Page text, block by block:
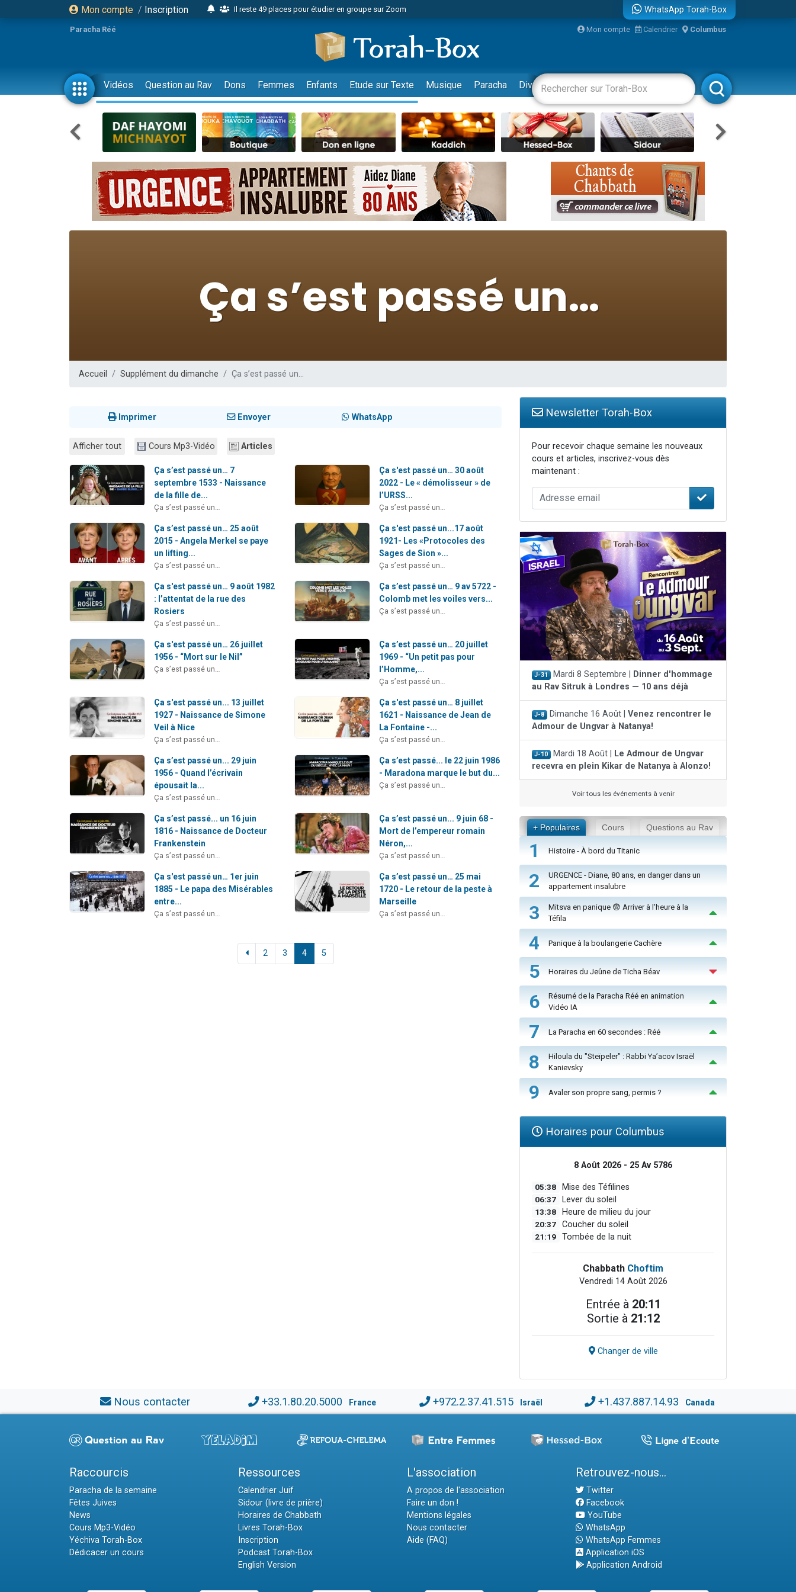
Mon compte / Inscription
Il reste 49 places pour étudier en groupe sur Zoom
2 personnes viennent de nous rejoindre sur WhatsApp
6 personnes viennent de nous rejoindre sur WhatsApp
4 personnes viennent de faire un don pour Reloger Rivka, 6 enfants, victime de violences...
2 personnes viennent de faire un don pour 1 Journée de Vacances Pour les Enfants
17 personnes viennent de demander une bénédiction
4 personnes viennent de nous rejoindre sur WhatsApp
Il reste 49 places pour étudier en groupe sur Zoom
Eva vient de donner son Maasser
4 personnes viennent de nous rejoindre sur WhatsApp
3 personnes viennent de nous rejoindre sur WhatsApp
Odaya vient de donner son Maasser
30 personnes viennent de faire un don pour Sauvez la jambe de Yohan
Il reste 49 places pour étudier en groupe sur Zoom
WhatsApp Torah-Box
Paracha Réé Mon compte Calendrier Columbus
Vidéos Question au Rav Dons Femmes Enfants Etude sur Texte Musique Paracha Divertissements Livres Rabbanim
Accueil Supplément du dimanche Ça s’est passé un…
Imprimer Envoyer WhatsApp
Afficher tout Cours Mp3-Vidéo Articles
Ça s’est passé un… 7
septembre 1533 - Naissance
de la fille de...
Ça s’est passé un…
Ça s'est passé un… 30 août
2022 - Le « démolisseur » de
l’URSS...
Ça s’est passé un…
Ça s’est passé un… 25 août
2015 - Angela Merkel se paye
un lifting...
Ça s’est passé un…
Ça s'est passé un...17 août
1921- Les «Protocoles des
Sages de Sion »...
Ça s’est passé un…
Ça s'est passé un… 9 août 1982
: l’attentat de la rue des
Rosiers
Ça s’est passé un…
Ça s’est passé un… 9 av 5722 -
Colomb met les voiles vers...
Ça s’est passé un…
Ça s'est passé un… 26 juillet
1956 - “Mort sur le Nil”
Ça s’est passé un…
Ça s’est passé un… 20 juillet
1969 - “Un petit pas pour
l’Homme,...
Ça s’est passé un…
Ça s'est passé un... 13 juillet
1927 - Naissance de Simone
Veil à Nice
Ça s’est passé un…
Ça s'est passé un… 8 juillet
1621 - Naissance de Jean de
La Fontaine -...
Ça s’est passé un…
Ça s’est passé un... 29 juin
1956 - Quand l’écrivain
épousait la...
Ça s’est passé un…
Ça s’est passé... le 22 juin 1986
- Maradona marque le but du...
Ça s’est passé un…
Ça s’est passé... un 16 juin
1816 - Naissance de Docteur
Frankenstein
Ça s’est passé un…
Ça s’est passé un... 9 juin 68 -
Mort de l’empereur romain
Néron,...
Ça s’est passé un…
Ça s'est passé un… 1er juin
1885 - Le papa des Misérables
entre...
Ça s’est passé un…
Ça s’est passé un… 25 mai
1720 - Le retour de la peste à
Marseille
Ça s’est passé un…
2 3 4 5
Newsletter Torah-Box
Pour recevoir chaque semaine les nouveaux
cours et articles, inscrivez-vous dès
maintenant :
J-31 Mardi 8 Septembre |
Dinner d'hommage
au Rav Sitruk à Londres — 10 ans déjà
J-8 Dimanche 16 Août | Venez rencontrer le
Admour de Ungvar à Natanya!
J-10 Mardi 18 Août |
Le Admour de Ungvar
recevra en plein Kikar de Natanya à Alonzo!
Voir tous les événements à venir
+ Populaires Cours Questions au Rav
1 Histoire - À bord du Titanic
2
URGENCE - Diane, 80 ans, en danger dans un
appartement insalubre
3
Mitsva en panique 😨 Arriver à l'heure à la
Téfila
4 Panique à la boulangerie Cachère
5 Horaires du Jeûne de Ticha Béav
6
Résumé de la Paracha Réé en animation
Vidéo IA
7 La Paracha en 60 secondes : Réé
8
Hiloula du "Steïpeler" : Rabbi Ya’acov Israël
Kanievsky
9 Avaler son propre sang, permis ?
Horaires pour Columbus
8 Août 2026 - 25 Av 5786
05:38 Mise des Téfilines
06:37 Lever du soleil
13:38 Heure de milieu du jour
20:37 Coucher du soleil
21:19 Tombée de la nuit
Chabbath Choftim
Vendredi 14 Août 2026
Entrée à 20:11
Sortie à 21:12
Changer de ville
Nous contacter +33.1.80.20.5000 France +972.2.37.41.515 Israël +1.437.887.14.93 Canada
Raccourcis
Paracha de la semaine
Fêtes Juives
News
Cours Mp3-Vidéo
Yéchiva Torah-Box
Dédicacer un cours
Ressources
Calendrier Juif
Sidour (livre de prière)
Horaires de Chabbath
Livres Torah-Box
Inscription
Podcast Torah-Box
English Version
L'association
A propos de l'association
Faire un don !
Mentions légales
Nous contacter
Aide (FAQ)
Retrouvez-nous...
Twitter
Facebook
YouTube
WhatsApp
WhatsApp Femmes
Application iOS
Application Android